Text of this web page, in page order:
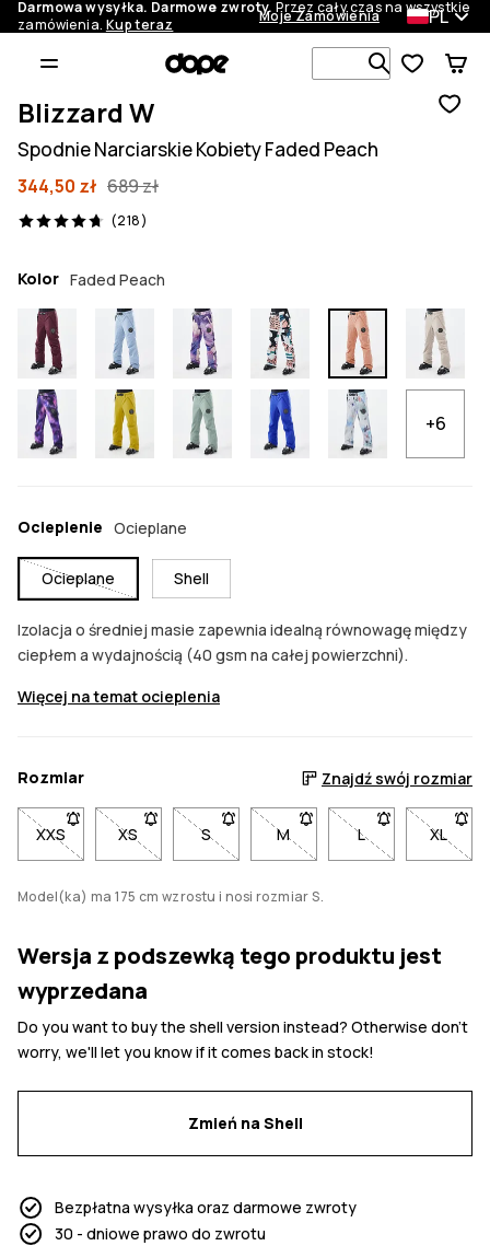
Darmowa wysyłka. Darmowe zwroty. Przez cały czas na wszystkie
zamówienia. Kup teraz Moje Zamówienia PL
Szukaj w 1
Blizzard W
Spodnie Narciarskie Kobiety Faded Peach
344,50 zł 689 zł
(218)
218 recenzje, 4.7/5
Kolor Faded Peach
+6
Ocieplenie Ocieplane
Ocieplane Shell
Izolacja o średniej masie zapewnia idealną równowagę między
ciepłem a wydajnością (40 gsm na całej powierzchni).
Więcej na temat ocieplenia
Rozmiar Znajdź swój rozmiar
XXS- Rozmiar XXS niedostępny. Kliknij, aby otrzymać
XS- Rozmiar XS niedostępny. Kliknij, aby otrzymać
S- Rozmiar S niedostępny. Kliknij, aby
M- Rozmiar M niedostępny.
L- Rozmiar L
XL
-
Model(ka) ma 175 cm wzrostu i nosi rozmiar S.
Wersja z podszewką tego produktu jest
wyprzedana
Do you want to buy the shell version instead? Otherwise don't
worry, we'll let you know if it comes back in stock!
Zmień na Shell
Bezpłatna wysyłka oraz darmowe zwroty
30 - dniowe prawo do zwrotu